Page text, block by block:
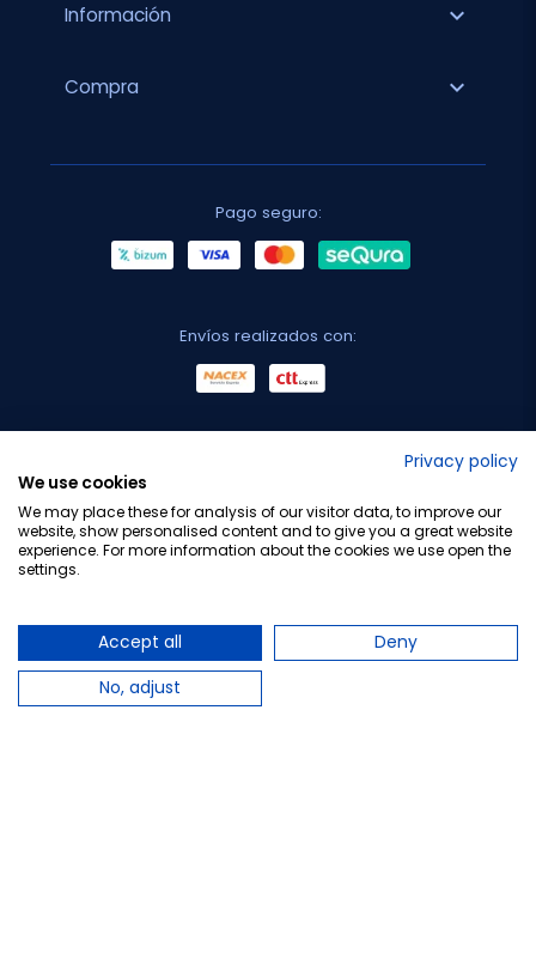
Información expand_more
Compra expand_more
Pago seguro:
Envíos realizados con:
Privacy policy
We use cookies
We may place these for analysis of our visitor data, to improve our
website, show personalised content and to give you a great website
experience. For more information about the cookies we use open the
settings.
Accept all
Deny
No, adjust